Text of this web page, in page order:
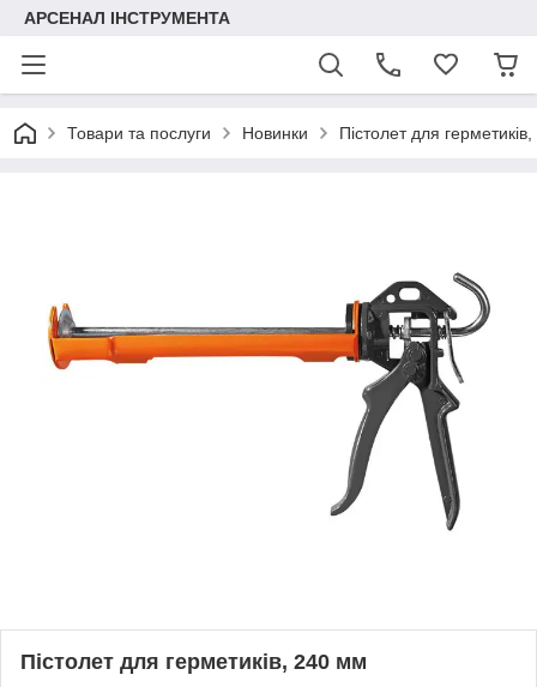
АРСЕНАЛ ІНСТРУМЕНТА
Товари та послуги Новинки Пістолет для
Пістолет для герметиків, 240 мм